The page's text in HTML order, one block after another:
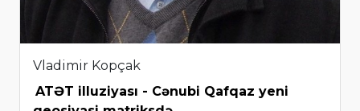
Vladimir Kopçak
ATƏT illuziyası - Cənubi Qafqaz yeni